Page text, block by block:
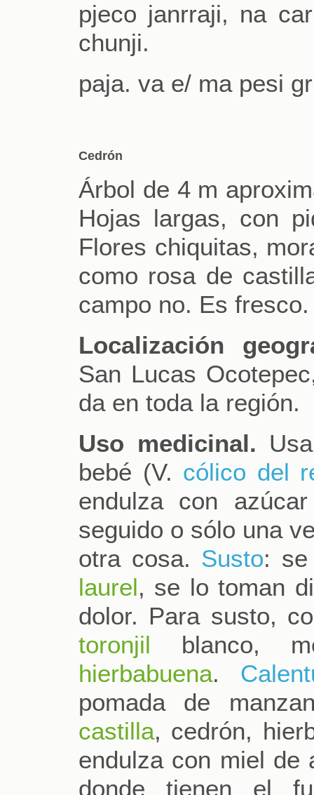
pjeco janrraji, na
chunji.
paja. va e/ ma pesi
Cedrón
Árbol de 4 m
Hojas largas, con
Flores chiquitas,
como rosa de
campo no. Es fresco.
Localización
San Lucas
da en toda la región.
Uso medicinal.
bebé (V. cólico del
endulza con
seguido o sólo una
otra cosa. Susto:
laurel, se lo toman
dolor. Para susto,
toronjil blanco,
hierbabuena.
pomada de
castilla, cedrón,
endulza con miel de
donde tienen el